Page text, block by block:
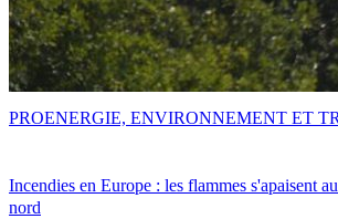
Incendies en Europe : les flammes s'apaisent
nord
PROENERGIE, ENVIRONNEMENT ET